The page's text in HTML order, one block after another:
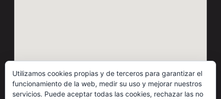
Utilizamos cookies propias y de terceros para garantizar el
funcionamiento de la web, medir su uso y mejorar nuestros
servicios. Puede aceptar todas las cookies, rechazar las no